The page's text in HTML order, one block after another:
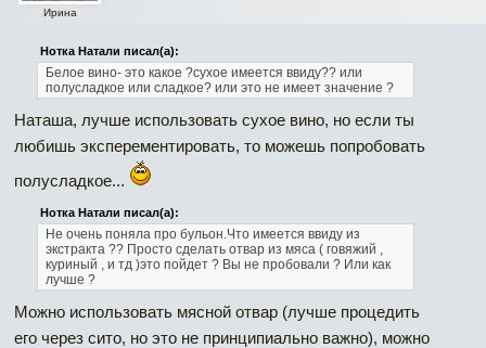
Ирина
Нотка Натали писал(а):
Белое вино- это какое ?сухое имеется ввиду?? или
полусладкое или сладкое? или это не имеет значение ?
Наташа, лучше использовать сухое вино, но если ты
любишь эксперементировать, то можешь попробовать
полусладкое...
Нотка Натали писал(а):
Не очень поняла про бульон.Что имеется ввиду из
экстракта ?? Просто сделать отвар из мяса ( говяжий ,
куриный , и тд )это пойдет ? Вы не пробовали ? Или как
лучше ?
Можно использовать мясной отвар (лучше процедить
его через сито, но это не принципиально важно), можно